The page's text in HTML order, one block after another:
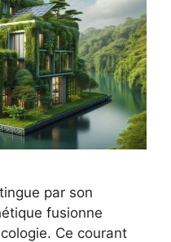
par son
fusionne
Ce courant